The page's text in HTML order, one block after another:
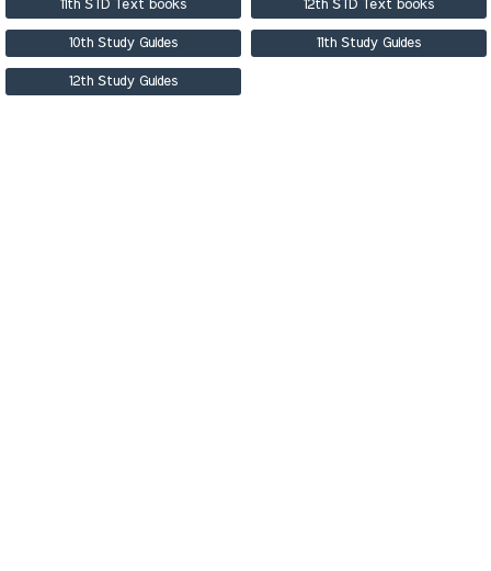
11th STD Text books 12th STD Text books
10th Study Guides 11th Study Guides
12th Study Guides